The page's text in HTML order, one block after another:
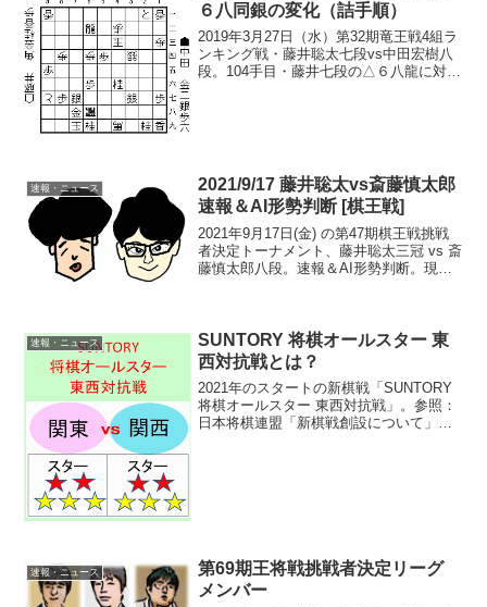
６八同銀の変化（詰手順）
2019年3月27日（水）第32期竜王戦4組ラ
ンキング戦・藤井聡太七段vs中田宏樹八
段。104手目・藤井七段の△６八龍に対
速報・ニュース
2021/9/17 藤井聡太vs斎藤慎太郎
速報＆AI形勢判断 [棋王戦]
2021年9月17日(金) の第47期棋王戦挑戦
者決定トーナメント、藤井聡太三冠 vs 斎
藤慎太郎八段。速報＆AI形勢判断。現在
速報・ニュース
SUNTORY 将棋オールスター 東
西対抗戦とは？
2021年のスタートの新棋戦「SUNTORY
将棋オールスター 東西対抗戦」。参照：
日本将棋連盟「新棋戦創設について」何
速報・ニュース
第69期王将戦挑戦者決定リーグ
メンバー